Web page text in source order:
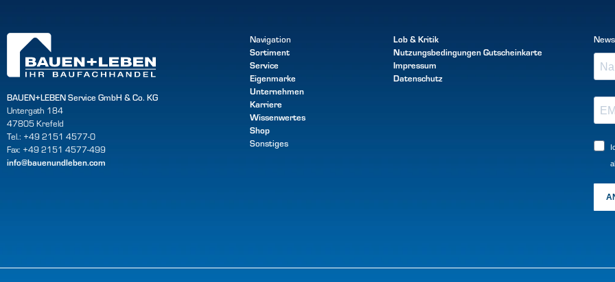
BAUEN+LEBEN Service GmbH & Co. KG
Untergath 184
47805 Krefeld
Tel.: +49 2151 4577-0
Fax: +49 2151 4577-499
info@bauenundleben.com
Navigation
Sortiment
Service
Eigenmarke
Unternehmen
Karriere
Wissenwertes
Shop
Sonstiges
Lob & Kritik
NutzungsbedingungenGutscheinkarte
Impressum
Datenschutz